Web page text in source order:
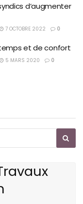
d’augmenter
7 OCTOBRE 2022 0
et de confort
5 MARS 2020 0